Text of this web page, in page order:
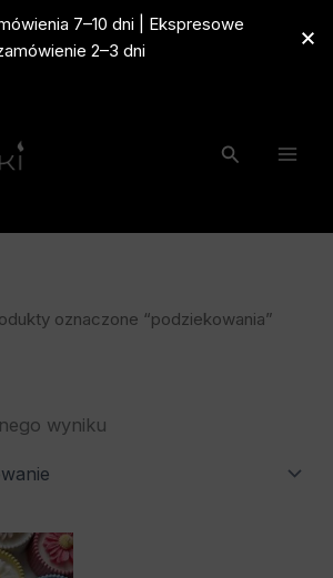
Szukaj
oznaczone “podziekowania”
wyniku
Ten
7–10 dni | Ekspresowe
2–3 dni